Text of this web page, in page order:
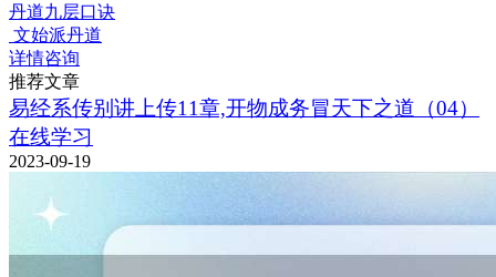
丹道九层口诀
文始派丹道
详情咨询
推荐文章
易经系传别讲上传11章,开物成务冒天下之道（04）
在线学习
2023-09-19